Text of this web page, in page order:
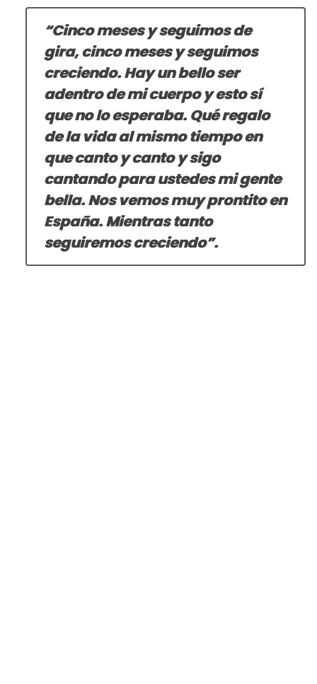
“Cinco meses y seguimos de
gira, cinco meses y seguimos
creciendo. Hay un bello ser
adentro de mi cuerpo y esto sí
que no lo esperaba. Qué regalo
de la vida al mismo tiempo en
que canto y canto y sigo
cantando para ustedes mi gente
bella. Nos vemos muy prontito en
España. Mientras tanto
seguiremos creciendo”.